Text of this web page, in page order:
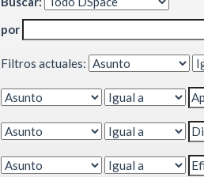
por
Filtros actuales: